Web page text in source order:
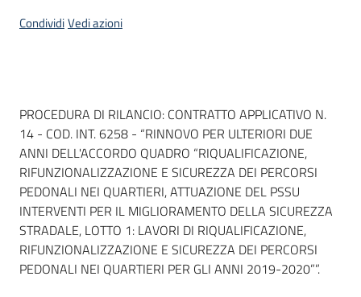
CondividiVedi azioni
Dati del bando
PROCEDURA DI RILANCIO: CONTRATTO APPLICATIVO N.
14 - COD. INT. 6258 - “RINNOVO PER ULTERIORI DUE
ANNI DELL'ACCORDO QUADRO “RIQUALIFICAZIONE,
RIFUNZIONALIZZAZIONE E SICUREZZA DEI PERCORSI
PEDONALI NEI QUARTIERI, ATTUAZIONE DEL PSSU
INTERVENTI PER IL MIGLIORAMENTO DELLA SICUREZZA
STRADALE, LOTTO 1: LAVORI DI RIQUALIFICAZIONE,
RIFUNZIONALIZZAZIONE E SICUREZZA DEI PERCORSI
PEDONALI NEI QUARTIERI PER GLI ANNI 2019-2020””.